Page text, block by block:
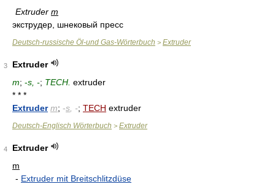
Extruder m
экструдер, шнековый пресс
Deutsch-russische Öl-und Gas-Wörterbuch > Extruder
3
Extruder
m; -s, -; TECH. extruder
* * *
Extruder m; -s , -; TECH extruder
Deutsch-Englisch Wörterbuch > Extruder
4
Extruder
m
- Extruder mit Breitschlitzdüse